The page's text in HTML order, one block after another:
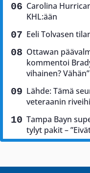
Carolina
KHL:ään
Eeli Tolvasen
Ottawan
kommentoi
vihainen? Vähän”
Lähde: Tämä
veteraanin
Tampa Bayn
tylyt pakit –